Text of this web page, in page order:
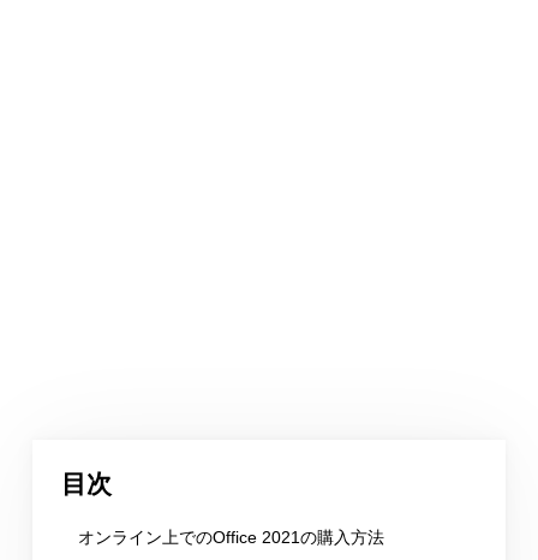
目次
オンライン上でのOffice 2021の購入方法